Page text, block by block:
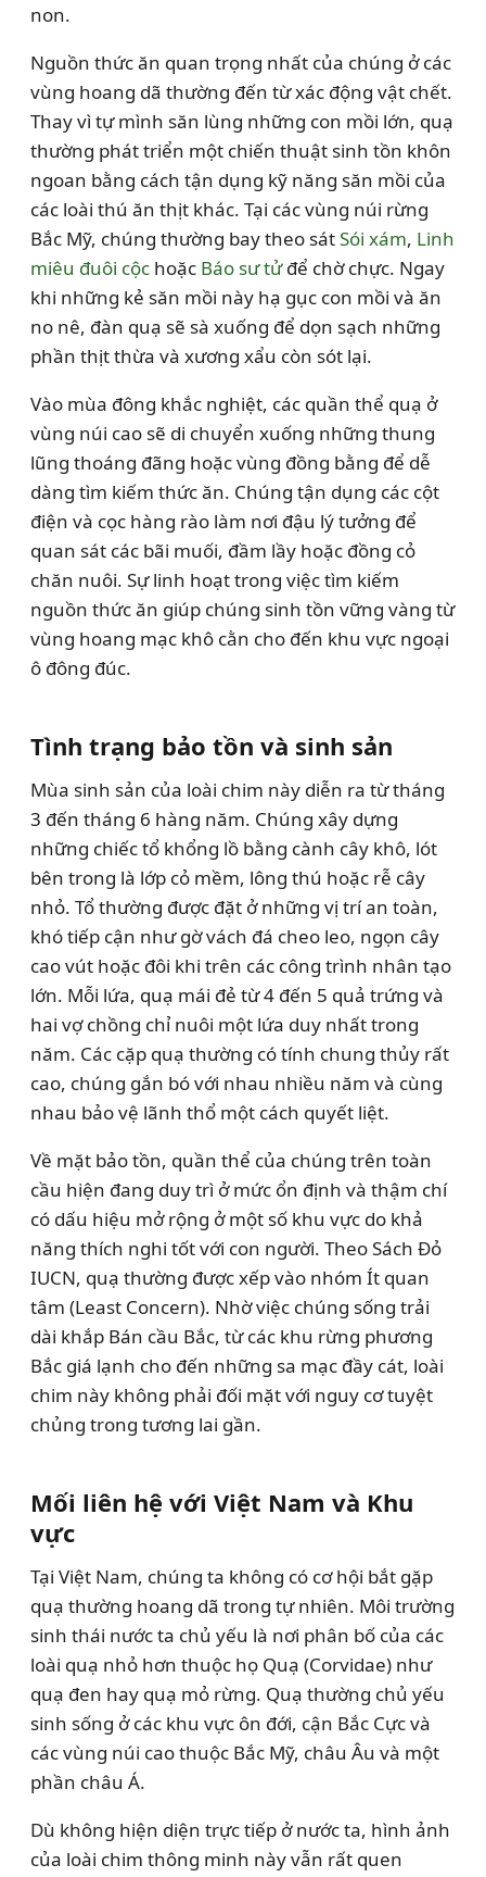
non.
Nguồn thức ăn quan trọng nhất của chúng ở các
vùng hoang dã thường đến từ xác động vật chết.
Thay vì tự mình săn lùng những con mồi lớn, quạ
thường phát triển một chiến thuật sinh tồn khôn
ngoan bằng cách tận dụng kỹ năng săn mồi của
các loài thú ăn thịt khác. Tại các vùng núi rừng
Bắc Mỹ, chúng thường bay theo sátSói xám, Linh
miêu đuôi cộc hoặc Báo sư tửđể chờ chực. Ngay
khi những kẻ săn mồi này hạ gục con mồi và ăn
no nê, đàn quạ sẽ sà xuống để dọn sạch những
phần thịt thừa và xương xẩu còn sót lại.
Vào mùa đông khắc nghiệt, các quần thể quạ ở
vùng núi cao sẽ di chuyển xuống những thung
lũng thoáng đãng hoặc vùng đồng bằng để dễ
dàng tìm kiếm thức ăn. Chúng tận dụng các cột
điện và cọc hàng rào làm nơi đậu lý tưởng để
quan sát các bãi muối, đầm lầy hoặc đồng cỏ
chăn nuôi. Sự linh hoạt trong việc tìm kiếm
nguồn thức ăn giúp chúng sinh tồn vững vàng từ
vùng hoang mạc khô cằn cho đến khu vực ngoại
ô đông đúc.
Tình trạng bảo tồn và sinh sản
Mùa sinh sản của loài chim này diễn ra từ tháng
3 đến tháng 6 hàng năm. Chúng xây dựng
những chiếc tổ khổng lồ bằng cành cây khô, lót
bên trong là lớp cỏ mềm, lông thú hoặc rễ cây
nhỏ. Tổ thường được đặt ở những vị trí an toàn,
khó tiếp cận như gờ vách đá cheo leo, ngọn cây
cao vút hoặc đôi khi trên các công trình nhân tạo
lớn. Mỗi lứa, quạ mái đẻ từ 4 đến 5 quả trứng và
hai vợ chồng chỉ nuôi một lứa duy nhất trong
năm. Các cặp quạ thường có tính chung thủy rất
cao, chúng gắn bó với nhau nhiều năm và cùng
nhau bảo vệ lãnh thổ một cách quyết liệt.
Về mặt bảo tồn, quần thể của chúng trên toàn
cầu hiện đang duy trì ở mức ổn định và thậm chí
có dấu hiệu mở rộng ở một số khu vực do khả
năng thích nghi tốt với con người. Theo Sách Đỏ
IUCN, quạ thường được xếp vào nhóm Ít quan
tâm (Least Concern). Nhờ việc chúng sống trải
dài khắp Bán cầu Bắc, từ các khu rừng phương
Bắc giá lạnh cho đến những sa mạc đầy cát, loài
chim này không phải đối mặt với nguy cơ tuyệt
chủng trong tương lai gần.
Mối liên hệ với Việt Nam và Khu
vực
Tại Việt Nam, chúng ta không có cơ hội bắt gặp
quạ thường hoang dã trong tự nhiên. Môi trường
sinh thái nước ta chủ yếu là nơi phân bố của các
loài quạ nhỏ hơn thuộc họ Quạ (Corvidae) như
quạ đen hay quạ mỏ rừng. Quạ thường chủ yếu
sinh sống ở các khu vực ôn đới, cận Bắc Cực và
các vùng núi cao thuộc Bắc Mỹ, châu Âu và một
phần châu Á.
Dù không hiện diện trực tiếp ở nước ta, hình ảnh
của loài chim thông minh này vẫn rất quen